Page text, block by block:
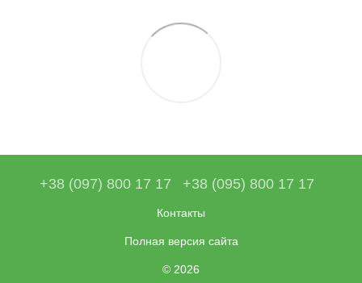
+38 (097) 800 17 17 +38 (095) 800 17 17
Контакты
Полная версия сайта
© 2026